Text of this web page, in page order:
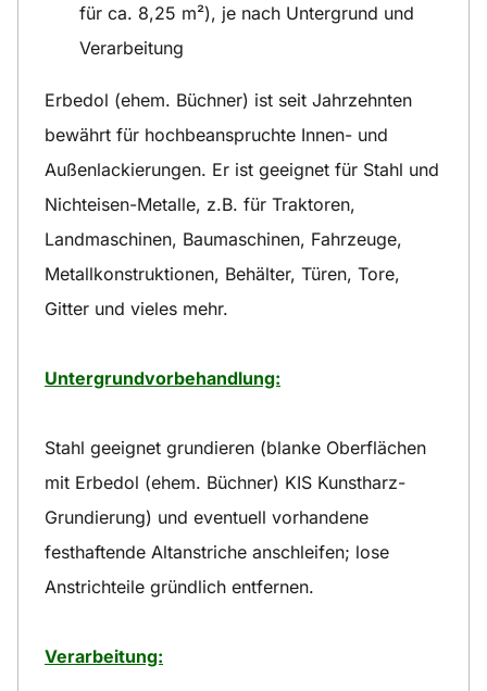
für ca. 8,25 m²), je nach Untergrund und
Verarbeitung
Erbedol (ehem. Büchner) ist seit Jahrzehnten
bewährt für hochbeanspruchte Innen- und
Außenlackierungen. Er ist geeignet für Stahl und
Nichteisen-Metalle, z.B. für Traktoren,
Landmaschinen, Baumaschinen, Fahrzeuge,
Metallkonstruktionen, Behälter, Türen, Tore,
Gitter und vieles mehr.
Untergrundvorbehandlung:
Stahl geeignet grundieren (blanke Oberflächen
mit Erbedol (ehem. Büchner) KIS Kunstharz-
Grundierung) und eventuell vorhandene
festhaftende Altanstriche anschleifen; lose
Anstrichteile gründlich entfernen.
Verarbeitung: